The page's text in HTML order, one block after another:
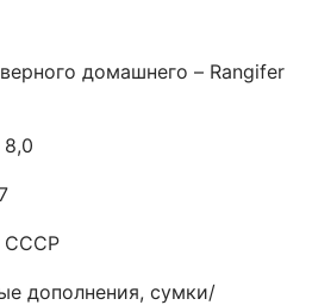
домашнего – Rangifer
СССР
дополнения, сумки/